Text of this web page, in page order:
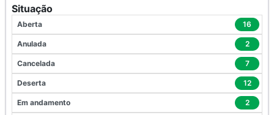
Situação
Aberta 16
Anulada 2
Cancelada 7
Deserta 12
Em andamento 2